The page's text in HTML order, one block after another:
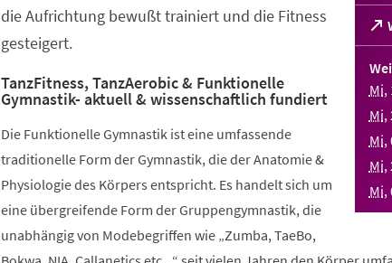
in
Mi,
Mi,
Mi,
Mi,
Mi,
die Aufrichtung bewußt trainiert und die Fitness
gesteigert.
TanzFitness, TanzAerobic & Funktionelle
Gymnastik- aktuell & wissenschaftlich fundiert
Die Funktionelle Gymnastik ist eine umfassende
traditionelle Form der Gymnastik, die der Anatomie &
Physiologie des Körpers entspricht. Es handelt sich um
eine übergreifende Form der Gruppengymnastik, die
unabhängig von Modebegriffen wie „Zumba, TaeBo,